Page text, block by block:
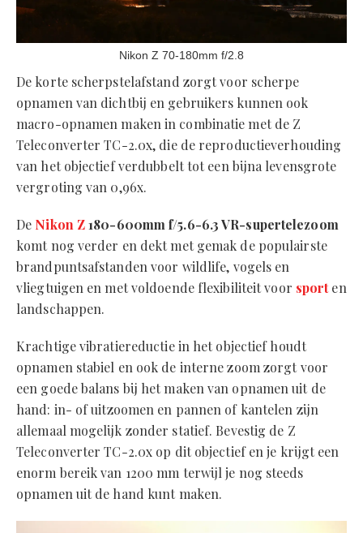
Nikon Z 70-180mm f/2.8
De korte scherpstelafstand zorgt voor scherpe
opnamen van dichtbij en gebruikers kunnen ook
macro-opnamen maken in combinatie met de Z
Teleconverter TC-2.0x, die de reproductieverhouding
van het objectief verdubbelt tot een bijna levensgrote
vergroting van 0,96x.
De Nikon Z180-600mm f/5.6-6.3 VR-supertelezoom
komt nog verder en dekt met gemak de populairste
brandpuntsafstanden voor wildlife, vogels en
vliegtuigen en met voldoende flexibiliteit voor sporten
landschappen.
Krachtige vibratiereductie in het objectief houdt
opnamen stabiel en ook de interne zoom zorgt voor
een goede balans bij het maken van opnamen uit de
hand: in- of uitzoomen en pannen of kantelen zijn
allemaal mogelijk zonder statief. Bevestig de Z
Teleconverter TC-2.0x op dit objectief en je krijgt een
enorm bereik van 1200 mm terwijl je nog steeds
opnamen uit de hand kunt maken.